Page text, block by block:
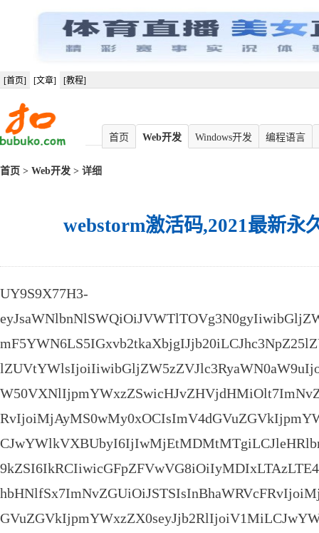
[首页] [文章] [教程]
首页 Web开发 Windows开发 编程语言
首页 > Web开发 > 详细
webstorm激活码,2021最新永
UY9S9X77H3-